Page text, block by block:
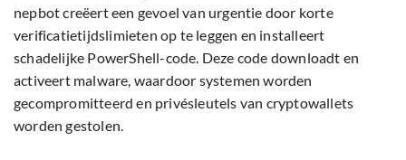
nepbot creëert een gevoel van urgentie door korte
verificatietijdslimieten op te leggen en installeert
schadelijke PowerShell-code. Deze code downloadt en
activeert malware, waardoor systemen worden
gecompromitteerd en privésleutels van cryptowallets
worden gestolen.